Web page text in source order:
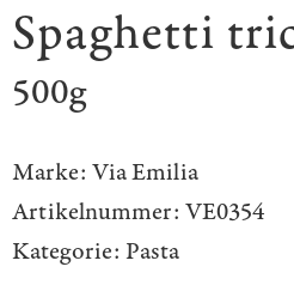
Spaghetti
500g
Marke: Via Emilia
Artikelnummer: VE0354
Kategorie: Pasta